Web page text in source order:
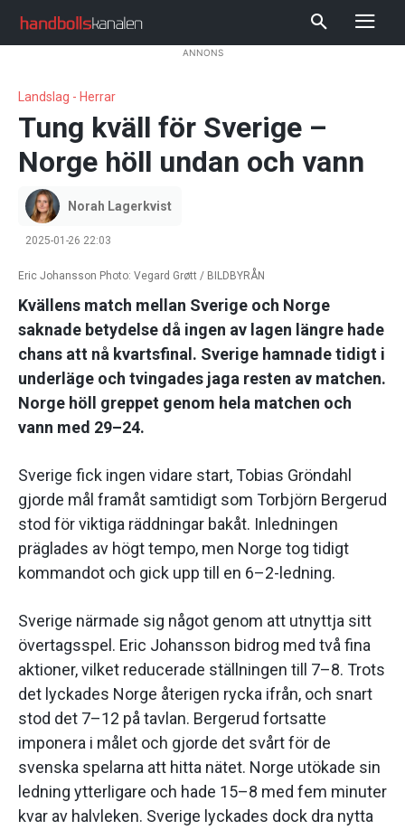
ANNONS
Landslag - Herrar
Tung kväll för Sverige –
Norge höll undan och vann
Norah Lagerkvist
2025-01-26 22:03
Eric Johansson Photo: Vegard Grøtt / BILDBYRÅN
Kvällens match mellan Sverige och Norge
saknade betydelse då ingen av lagen längre hade
chans att nå kvartsfinal. Sverige hamnade tidigt i
underläge och tvingades jaga resten av matchen.
Norge höll greppet genom hela matchen och
vann med 29–24.
Sverige fick ingen vidare start, Tobias Gröndahl
gjorde mål framåt samtidigt som Torbjörn Bergerud
stod för viktiga räddningar bakåt. Inledningen
präglades av högt tempo, men Norge tog tidigt
kommandot och gick upp till en 6–2-ledning.
Sverige närmade sig något genom att utnyttja sitt
övertagsspel. Eric Johansson bidrog med två fina
aktioner, vilket reducerade ställningen till 7–8. Trots
det lyckades Norge återigen rycka ifrån, och snart
stod det 7–12 på tavlan. Bergerud fortsatte
imponera i målet och gjorde det svårt för de
svenska spelarna att hitta nätet. Norge utökade sin
ledning ytterligare och hade 15–8 med fem minuter
kvar av halvleken. Sverige lyckades dock dra nytta